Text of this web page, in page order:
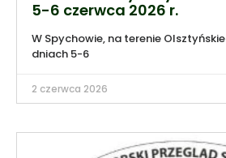
5-6 czerwca 2026 r.
W Spychowie, na terenie
dniach 5-6
2 czerwca 2026